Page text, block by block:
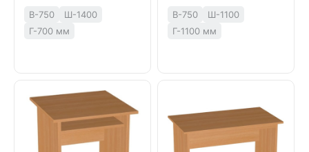
В-750
Ш-1400
Г-700 мм
В-750
Ш-1100
Г-1100 мм